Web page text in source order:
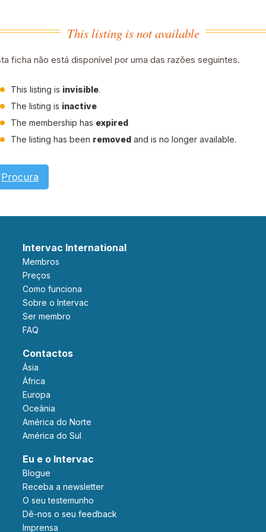
This listing is not available
ficha não está disponível por uma das razões seguintes.
This listing is invisible.
The listing is inactive
The membership has expired
The listing has been removed and is no longer available.
Procura
Intervac International
Membros
Preços
Como funciona
Sobre o Intervac
Ser membro
FAQ
Contactos
Ásia
África
Europa
Oceânia
América do Norte
América do Sul
Eu e o Intervac
Blogue
Receba a newsletter
O seu testemunho
Dê-nos o seu feedback
Imprensa